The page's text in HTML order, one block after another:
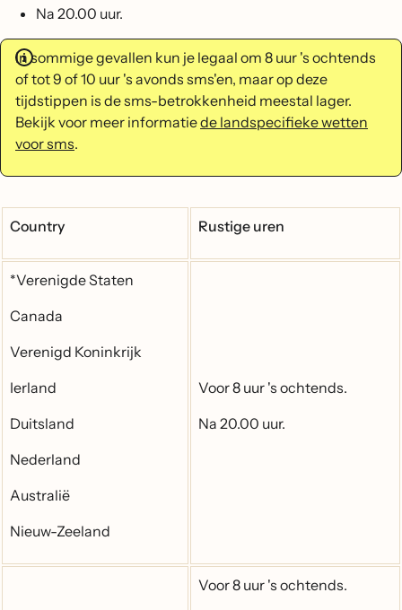
Na 20.00 uur.
In sommige gevallen kun je legaal om 8 uur 's ochtends
of tot 9 of 10 uur 's avonds sms'en, maar op deze
tijdstippen is de sms-betrokkenheid meestal lager.
Bekijk voor meer informatiede landspecifieke wetten
voor sms.
Country Rustige uren
*Verenigde Staten
Canada
Verenigd Koninkrijk
Ierland
Duitsland
Nederland
Australië
Nieuw-Zeeland
Voor 8 uur 's ochtends.
Na 20.00 uur.
Voor 8 uur 's ochtends.